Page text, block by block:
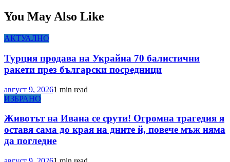
You May Also Like
АКТУАЛНО
Турция продава на Украйна 70 балистични
ракети през български посредници
август 9, 20261 min read
ИЗБРАНО
Животът на Ивана се срути! Огромна трагедия я
оставя сама до края на дните й, повече мъж няма
да погледне